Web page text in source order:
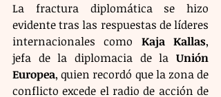
La fractura diplomática se hizo
evidente tras las respuestas de líderes
internacionales como Kaja Kallas,
jefa de la diplomacia de la Unión
Europea, quien recordó que la zona de
conflicto excede el radio de acción de